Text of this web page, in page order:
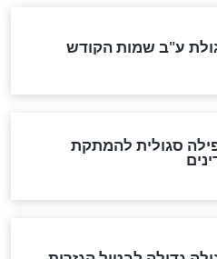
שנחשף
כתב היד
הרשב"ם התגלה
שורדת השואה שחוגגת 100:
על כל השנים"